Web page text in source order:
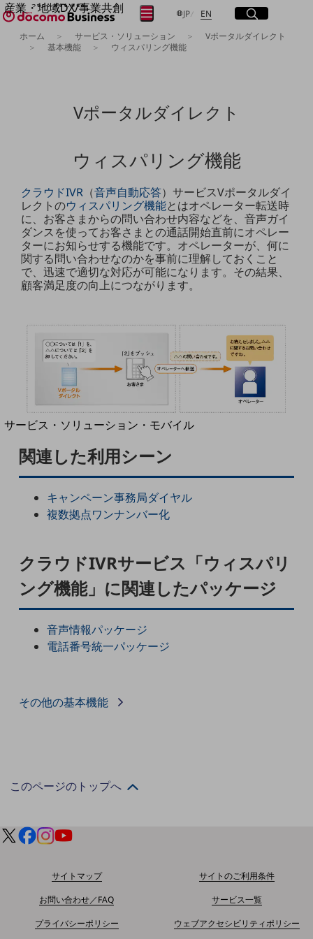
産業・地域DX/事業共創
OPEN HUB for Plural Futures
自律・分散・協調型社会の実現を目指し、
プレイヤー(カタリスト/パートナー企業)
産業・地域DXプラットフォーマーとして
Smart City
Smart Education
Smart Healthcare
Smart Industry
Smart Mobility
Smart Worksite
生成AI(Generative AI)
地域の取り組み
自治体・地域社会との共創
LGPF(Local Government Platform)
別ウィンドウで開きます
サービス・ソリューション・モバイル
DXに関する課題を解決する
サービス・ソリューションをご紹介
カテゴリーで探す
カテゴリーで探すTOP
クラウド・データセンター
電話・映像コミュニケーション
セキュリティ
災害対策・BCP
コミュニケーション・情報共有
マーケティング
業務効率化
災害対策
JP日本語
EN Englishサイト内検索
開く
メニュー
開く
取り組みを検索
ホーム サービス・ソリューション
Vポータルダイレクト
基本機能
ウィスパリング機能
Vポータルダイレクト
ウィスパリング機能
クラウドIVR （音声自動応答）サービスVポータルダイ
レクトのウィスパリング機能とはオペレーター転送時
に、お客さまからの問い合わせ内容などを、音声ガイ
ダンスを使ってお客さまとの通話開始直前にオペレー
ターにお知らせする機能です。オペレーターが、何に
関する問い合わせなのかを事前に理解しておくこと
で、迅速で適切な対応が可能になります。その結果、
顧客満足度の向上につながります。
関連した利用シーン
キャンペーン事務局ダイヤル
複数拠点ワンナンバー化
クラウドIVRサービス「ウィスパリ
ング機能」に関連したパッケージ
音声情報パッケージ
電話番号統一パッケージ
その他の基本機能
このページのトップへ
サイトマップ
サイトのご利用条件
お問い合わせ／FAQ
サービス一覧
プライバシーポリシー
ウェブアクセシビリティポリシー